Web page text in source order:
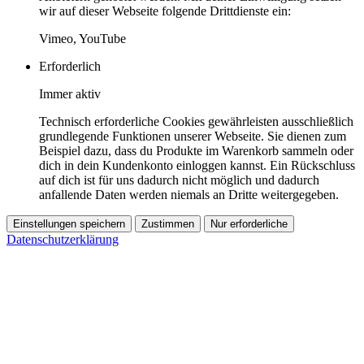
wir auf dieser Webseite folgende Drittdienste ein:
Vimeo, YouTube
Erforderlich
Immer aktiv
Technisch erforderliche Cookies gewährleisten ausschließlich
grundlegende Funktionen unserer Webseite. Sie dienen zum
Beispiel dazu, dass du Produkte im Warenkorb sammeln oder
dich in dein Kundenkonto einloggen kannst. Ein Rückschluss
auf dich ist für uns dadurch nicht möglich und dadurch
anfallende Daten werden niemals an Dritte weitergegeben.
Einstellungen speichern Zustimmen Nur erforderliche
Datenschutzerklärung